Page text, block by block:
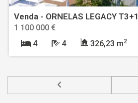
Venda - ORNELAS LEGACY T3+1
1 100 000 €
4
4 326,23 m2